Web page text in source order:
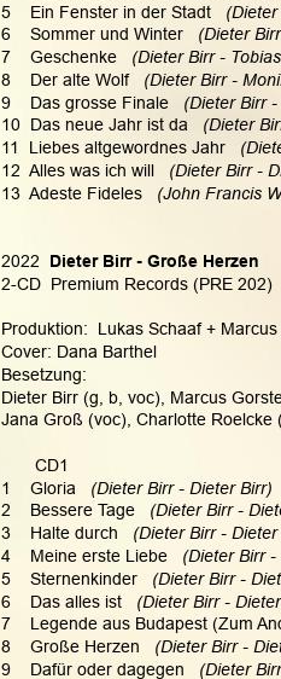
5    Ein Fenster in der Stadt
6    Sommer und Winter
(Dieter
7    Geschenke
(Dieter Birr -
8    Der alte Wolf
(Dieter Birr -
9    Das grosse Finale
(Dieter Birr
10  Das neue Jahr ist da
(Dieter
11  Liebes altgewordnes Jahr
12  Alles was ich will
(Dieter Birr -
13  Adeste Fideles (John Francis
2022
Dieter Birr - Große Herzen
2-CD  Premium Records (PRE 202)
Produktion:  Lukas Schaaf +
Cover: Dana Barthel
Besetzung:
Dieter Birr (g, b, voc), Marcus
Jana Groß (voc), Charlotte
       CD1
1    Gloria
   (Dieter Birr - Dieter Birr)
2    Bessere Tage
(Dieter Birr -
3    Halte durch
(Dieter Birr - Dieter
4    Meine erste Liebe
(Dieter Birr
5    Sternenkinder
(Dieter Birr -
6    Das alles ist
(Dieter Birr -
7    Legende aus Budapest (Zum
8    Große Herzen
(Dieter Birr -
9    Dafür oder dagegen
(Dieter